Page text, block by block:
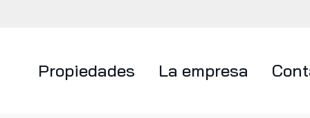
Propiedades La empresa